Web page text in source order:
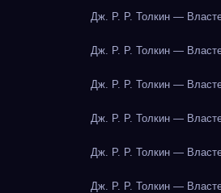
Дж. Р. Р. Толкин —
Дж. Р. Р. Толкин —
Дж. Р. Р. Толкин —
Дж. Р. Р. Толкин —
Дж. Р. Р. Толкин —
Дж. Р. Р. Толкин —